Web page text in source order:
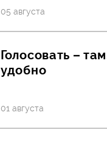
05 августа
Голосовать –
удобно
01 августа